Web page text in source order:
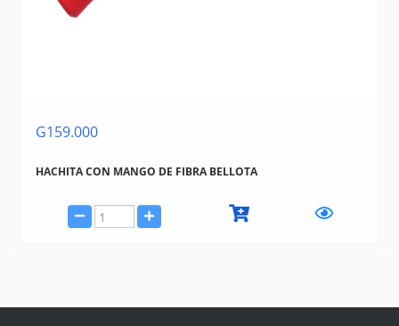
G159.000
HACHITA CON MANGO DE FIBRA BELLOTA